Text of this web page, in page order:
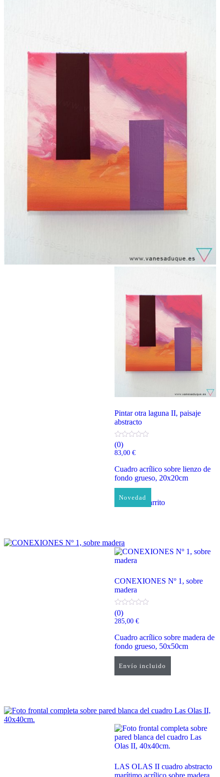
Novedad
Pintar otra laguna II, paisaje
abstracto
(0)
83,00 €
Cuadro acrílico sobre lienzo de
fondo grueso, 20x20cm
Añadir al carrito
Envío incluido
CONEXIONES Nº 1, sobre
madera
(0)
285,00 €
Cuadro acrílico sobre madera de
fondo grueso, 50x50cm
Añadir al carrito
LAS OLAS II cuadro abstracto